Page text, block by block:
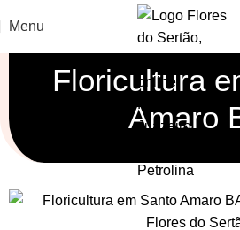
Menu
Floricultura
Amaro